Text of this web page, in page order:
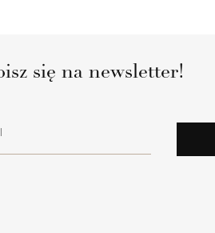
się na newsletter!